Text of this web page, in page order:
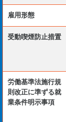
雇用形態
受動喫煙防⽌措置
労働基準法施行規
則改正に準ずる就
業条件明示事項